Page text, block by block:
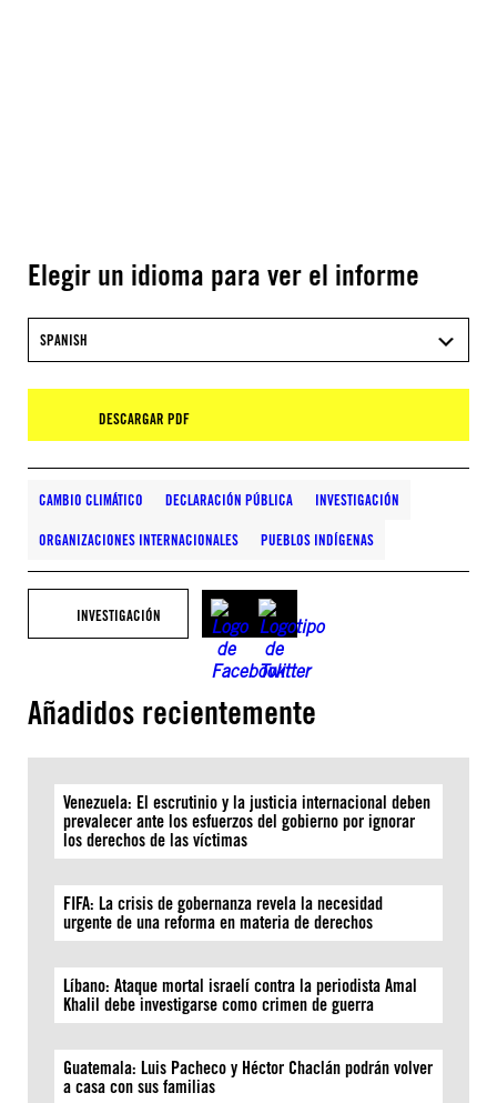
Elegir un idioma para ver el informe
SPANISH
DESCARGAR PDF
CAMBIO CLIMÁTICO DECLARACIÓN PÚBLICA INVESTIGACIÓN
ORGANIZACIONES INTERNACIONALES PUEBLOS INDÍGENAS
INVESTIGACIÓN
Añadidos recientemente
Venezuela: El escrutinio y la justicia internacional deben
prevalecer ante los esfuerzos del gobierno por ignorar
los derechos de las víctimas
FIFA: La crisis de gobernanza revela la necesidad
urgente de una reforma en materia de derechos
Líbano: Ataque mortal israelí contra la periodista Amal
Khalil debe investigarse como crimen de guerra
Guatemala: Luis Pacheco y Héctor Chaclán podrán volver
a casa con sus familias